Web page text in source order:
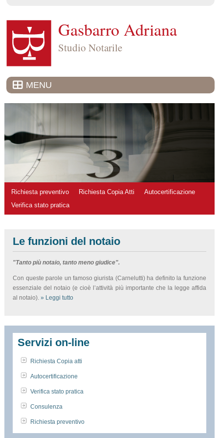
Gasbarro Adriana
Studio Notarile
MENU
Richiesta preventivo Richiesta Copia Atti
Autocertificazione
Verifica stato pratica
Le funzioni del notaio
"Tanto più notaio, tanto meno giudice".
Con queste parole un famoso giurista (Carnelutti) ha definito la funzione
essenziale del notaio (e cioè l’attività più importante che la legge affida
al notaio).» Leggi tutto
Servizi on-line
Richiesta Copia atti
Autocertificazione
Verifica stato pratica
Consulenza
Richiesta preventivo